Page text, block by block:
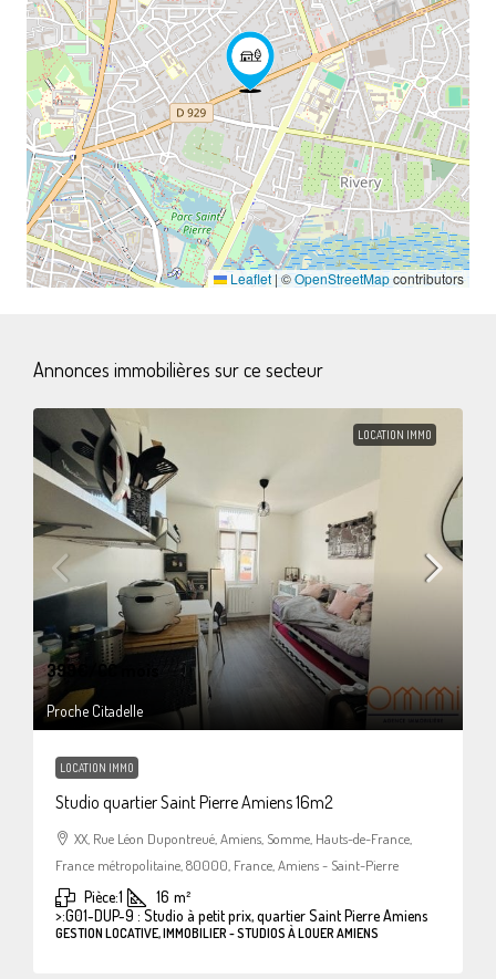
Leaflet|©OpenStreetMapcontributors
Annonces immobilières sur ce secteur
LOCATION IMMO
399€ /CC mois
Proche Citadelle
LOCATION IMMO
Studio quartier Saint Pierre Amiens 16m2
XX, Rue Léon Dupontreué, Amiens, Somme, Hauts-de-France,
France métropolitaine, 80000, France, Amiens - Saint-Pierre
Pièce:1 16 m²
>:G01-DUP-9 : Studio à petit prix, quartier Saint Pierre Amiens
GESTION LOCATIVE, IMMOBILIER - STUDIOS À LOUER AMIENS